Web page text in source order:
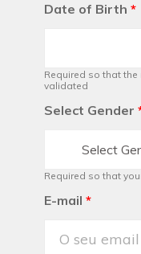
Date of Birth *
Required so that
validated
Select Gender
Select
Required so that
E-mail *